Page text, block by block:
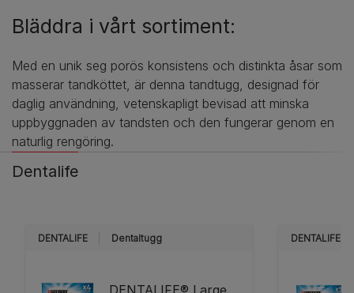
Bläddra i vårt sortiment:
Med en unik seg porös konsistens och distinkta åsar som
masserar tandköttet, är denna tandtugg, designad för
daglig användning, vetenskapligt bevisad att minska
uppbyggnaden av tandsten och den fungerar genom en
naturlig rengöring.
Dentalife
DENTALIFE Dentaltugg DENTALIFE